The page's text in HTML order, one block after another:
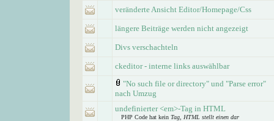
veränderte Ansicht Editor/Homepage/Css
längere Beiträge werden nicht angezeigt
Divs verschachteln
ckeditor - interne links auswählbar
"No such file or directory" und "Parse error"
nach Umzug
undefinierter <em>-Tag in HTML
PHP Code hat kein Tag, HTML stellt einen dar